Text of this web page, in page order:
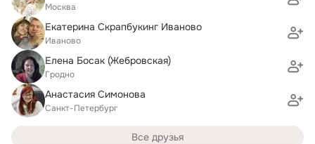
Москва
Екатерина Скрапбукинг Иваново
Иваново
Елена Босак (Жебровская)
Гродно
Анастасия Симонова
Санкт-Петербург
Все друзья